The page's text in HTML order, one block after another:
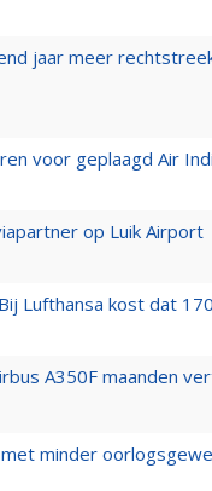
jaar meer
voor geplaagd Air
op Luik Airport
Lufthansa kost dat
A350F maanden
minder